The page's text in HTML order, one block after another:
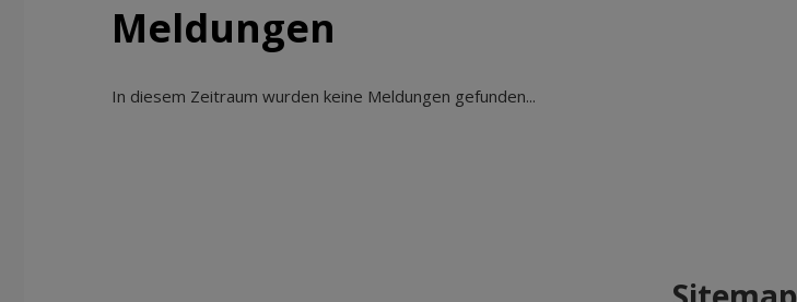
Meldungen
In diesem Zeitraum wurden keine Meldungen gefunden...